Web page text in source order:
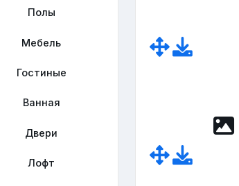
Полы
Мебель
Гостиные
Ванная
Двери
Лофт